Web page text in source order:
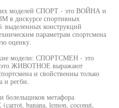
моделей СПОРТ - это ВОЙНА и
дискурсе спортивных
выделенных конструкций
параметрам спортсмена
оценку.
модели: СПОРТСМЕН - это
ЖИВОТНОЕ выражают
и свойственны только
и регби.
болельщиков метафора
banana, lemon, coconut,